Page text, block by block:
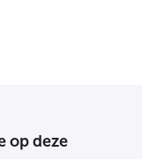
op deze